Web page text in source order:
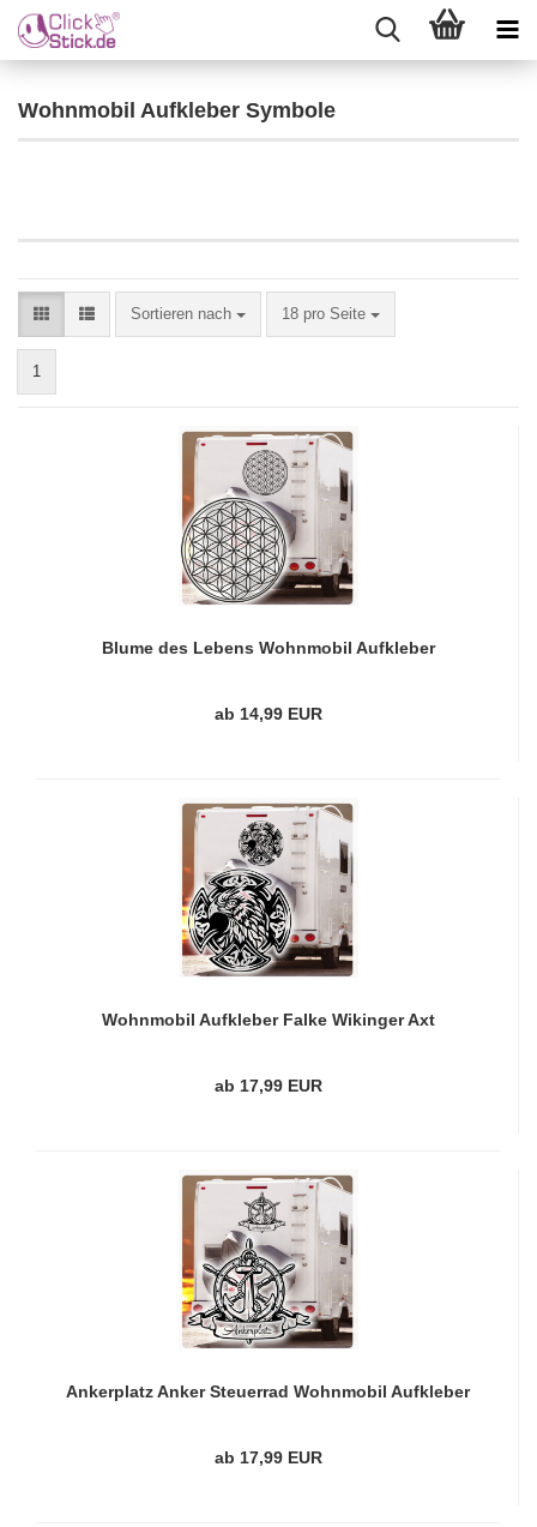
Wohnmobil Aufkleber Symbole
Sortieren nach 18 pro Seite
1
Blume des Lebens Wohnmobil Aufkleber
ab 14,99 EUR
Wohnmobil Aufkleber Falke Wikinger Axt
ab 17,99 EUR
Ankerplatz Anker Steuerrad Wohnmobil Aufkleber
ab 17,99 EUR